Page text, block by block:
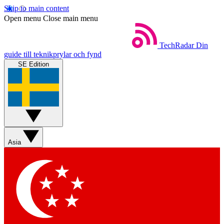
Skip to main content
Open menu Close main menu
TechRadar Din
guide till teknikprylar och fynd
SE Edition
Asia